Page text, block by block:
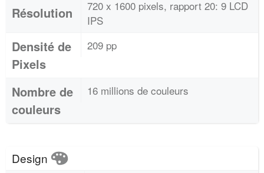
Résolution
720 x 1600 pixels, rapport 20: 9 LCD
IPS
Densité de
Pixels
209 pp
Nombre de
couleurs
16 millions de couleurs
Design